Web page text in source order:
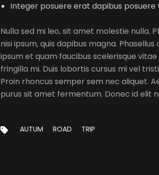
Integer posuere erat dapibus posuere
Nulla sed mi leo, sit amet molestie nulla.
nisi ipsum, quis dapibus magna.
ipsum et quam faucibus scelerisque
fringilla mi. Duis lobortis cursus mi vel
Proin rhoncus semper sem nec aliquet.
purus sit amet fermentum. Donec id elit
TAGS:AUTUM ROAD TRIP